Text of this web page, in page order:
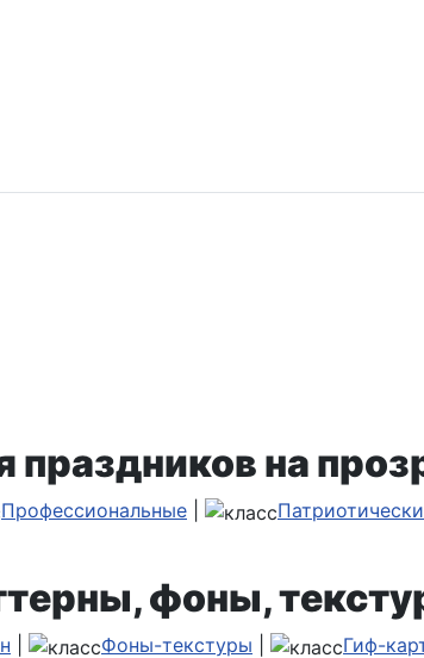
праздников на
Профессиональные
фоны,
Фоны-текстуры Гиф-